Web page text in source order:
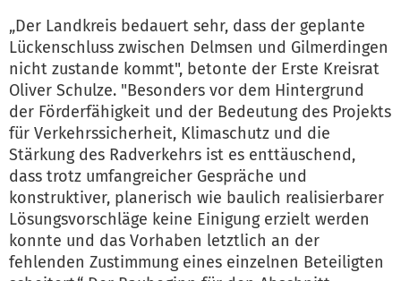
„Der Landkreis bedauert sehr, dass der geplante
Lückenschluss zwischen Delmsen und Gilmerdingen
nicht zustande kommt", betonte der Erste Kreisrat
Oliver Schulze. "Besonders vor dem Hintergrund
der Förderfähigkeit und der Bedeutung des Projekts
für Verkehrssicherheit, Klimaschutz und die
Stärkung des Radverkehrs ist es enttäuschend,
dass trotz umfangreicher Gespräche und
konstruktiver, planerisch wie baulich realisierbarer
Lösungsvorschläge keine Einigung erzielt werden
konnte und das Vorhaben letztlich an der
fehlenden Zustimmung eines einzelnen Beteiligten